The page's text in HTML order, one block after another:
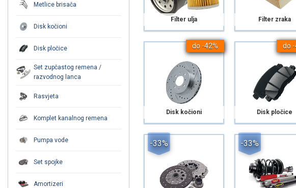
Metlice brisača
Disk kočioni
Disk pločice
Set zupčastog remena /
razvodnog lanca
Rasvjeta
Komplet kanalnog remena
Pumpa vode
Set spojke
Amortizeri
Filter ulja Filter zraka
Disk kočioni
do -42%
Disk pločice
do
-33% -33%